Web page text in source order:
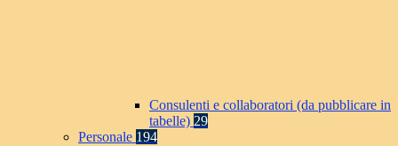
Consulenti e collaboratori (da pubblicare in
tabelle) 29
Personale 194